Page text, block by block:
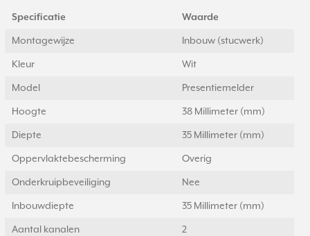
Specificatie Waarde
Montagewijze Inbouw (stucwerk)
Kleur Wit
Model Presentiemelder
Hoogte 38 Millimeter (mm)
Diepte 35 Millimeter (mm)
Oppervlaktebescherming Overig
Onderkruipbeveiliging Nee
Inbouwdiepte 35 Millimeter (mm)
Aantal kanalen 2